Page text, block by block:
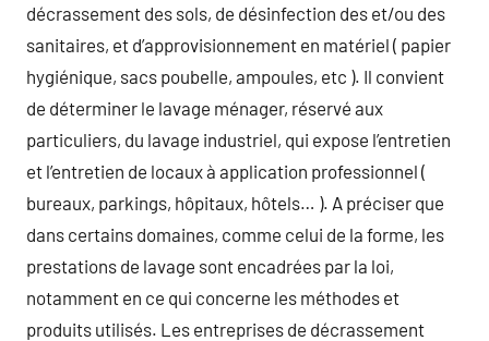
décrassement des sols, de désinfection des et/ou des
sanitaires, et d’approvisionnement en matériel ( papier
hygiénique, sacs poubelle, ampoules, etc ). Il convient
de déterminer le lavage ménager, réservé aux
particuliers, du lavage industriel, qui expose l’entretien
et l’entretien de locaux à application professionnel (
bureaux, parkings, hôpitaux, hôtels… ). A préciser que
dans certains domaines, comme celui de la forme, les
prestations de lavage sont encadrées par la loi,
notamment en ce qui concerne les méthodes et
produits utilisés. Les entreprises de décrassement